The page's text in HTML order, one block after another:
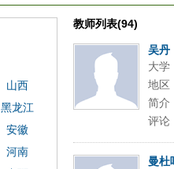
教师列表(94)
吴丹
大学
地区
简介
评论
曼杜
山西
黑龙江
安徽
河南